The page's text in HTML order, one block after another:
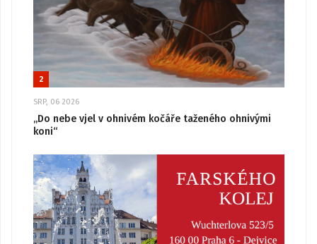
2
SRP, 06 2026
„Do nebe vjel v ohnivém kočáře taženého ohnivými
koni“